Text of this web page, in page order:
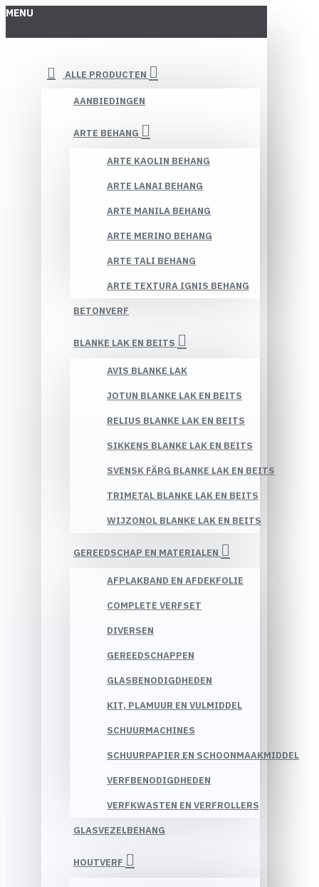
MENU
ALLE PRODUCTEN
AANBIEDINGEN
ARTE BEHANG
ARTE KAOLIN BEHANG
ARTE LANAI BEHANG
ARTE MANILA BEHANG
ARTE MERINO BEHANG
ARTE TALI BEHANG
ARTE TEXTURA IGNIS BEHANG
BETONVERF
BLANKE LAK EN BEITS
AVIS BLANKE LAK
JOTUN BLANKE LAK EN BEITS
RELIUS BLANKE LAK EN BEITS
SIKKENS BLANKE LAK EN BEITS
SVENSK FÄRG BLANKE LAK EN BEITS
TRIMETAL BLANKE LAK EN BEITS
WIJZONOL BLANKE LAK EN BEITS
GEREEDSCHAP EN MATERIALEN
AFPLAKBAND EN AFDEKFOLIE
COMPLETE VERFSET
DIVERSEN
GEREEDSCHAPPEN
GLASBENODIGDHEDEN
KIT, PLAMUUR EN VULMIDDEL
SCHUURMACHINES
SCHUURPAPIER EN SCHOONMAAKMIDDEL
VERFBENODIGDHEDEN
VERFKWASTEN EN VERFROLLERS
GLASVEZELBEHANG
HOUTVERF